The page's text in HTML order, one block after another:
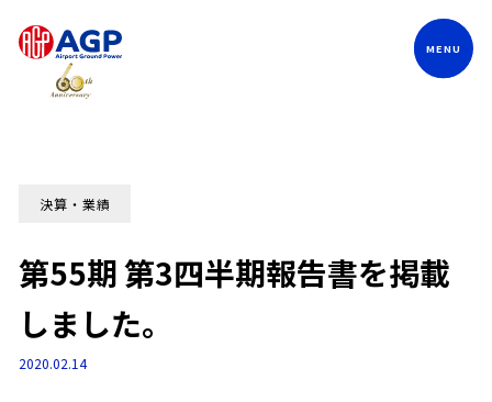
決算・業績
第55期 第3四半期報告書を掲載
しました。
2020.02.14